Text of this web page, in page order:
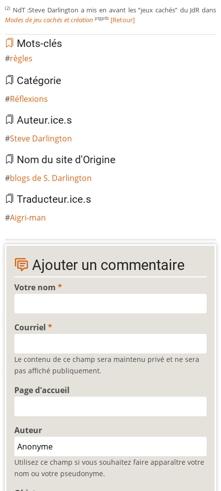
(2) NdT :Steve Darlington a mis en avant les “jeux cachés” du JdR dans
Modes de jeu cachés et création ptgptb [Retour]
Mots-clés
règles
Catégorie
Réflexions
Auteur.ice.s
Steve Darlington
Nom du site d'Origine
blogs de S. Darlington
Traducteur.ice.s
Aigri-man
Ajouter un commentaire
Votre nom
Courriel
Le contenu de ce champ sera maintenu privé et ne sera
pas affiché publiquement.
Page d'accueil
Auteur
Utilisez ce champ si vous souhaitez faire apparaître votre
nom ou votre pseudonyme.